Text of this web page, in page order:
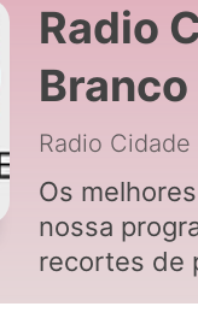
Radio
Branco
Radio
Os
nossa
recortes de
você!